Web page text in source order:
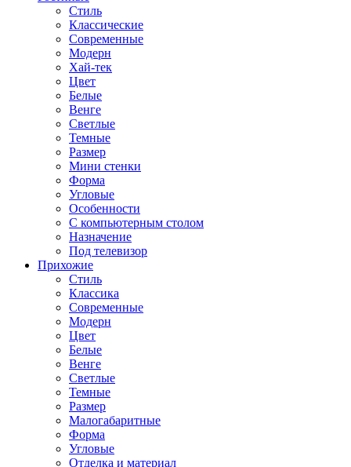
Стиль
Классические
Современные
Модерн
Хай-тек
Цвет
Белые
Венге
Светлые
Темные
Размер
Мини стенки
Форма
Угловые
Особенности
С компьютерным столом
Назначение
Под телевизор
Прихожие
Стиль
Классика
Современные
Модерн
Цвет
Белые
Венге
Светлые
Темные
Размер
Малогабаритные
Форма
Угловые
Отделка и материал